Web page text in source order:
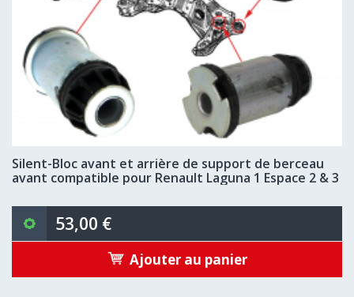
Silent-Bloc avant et arrière de support de berceau
avant compatible pour Renault Laguna 1 Espace 2 & 3
53,00 €
Ajouter au panier